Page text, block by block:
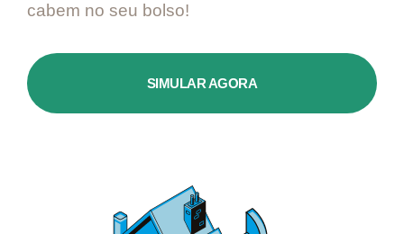
cabem no seu bolso!
SIMULAR AGORA